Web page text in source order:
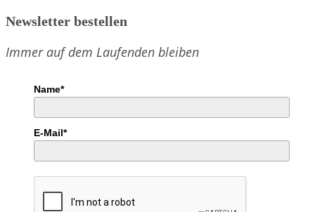
Newsletter bestellen
Immer auf dem Laufenden bleiben
Name*
E-Mail*